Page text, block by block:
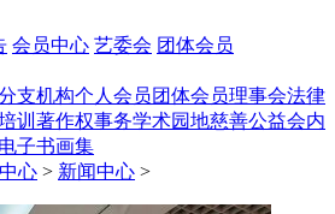
会员中心 艺委会 团体会员
支机构个人会员团体会员理事会法律
训 著作权事务学术园地慈善公益会内
电子书画集
心 > 新闻中心 >